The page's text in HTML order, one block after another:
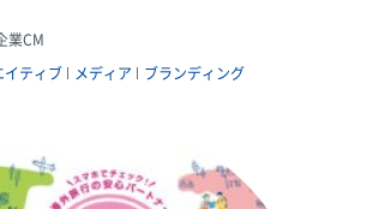
業CM
イティブ メディア ブランディング